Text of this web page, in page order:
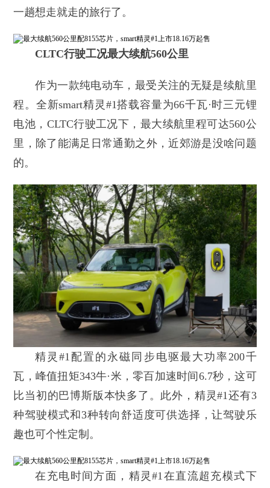
一趟想走就走的旅行了。
CLTC行驶工况最大续航560公里
作为一款纯电动车，最受关注的无疑是续航里
程。全新smart精灵#1搭载容量为66千瓦·时三元锂
电池，CLTC行驶工况下，最大续航里程可达560公
里，除了能满足日常通勤之外，近郊游是没啥问题
的。
精灵#1配置的永磁同步电驱最大功率200千
瓦，峰值扭矩343牛·米，零百加速时间6.7秒，这可
比当初的巴博斯版本快多了。此外，精灵#1还有3
种驾驶模式和3种转向舒适度可供选择，让驾驶乐
趣也可个性定制。
在充电时间方面，精灵#1在直流超充模式下